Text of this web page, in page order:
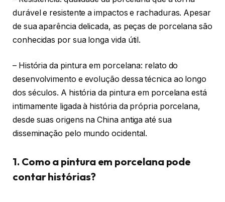
durável e resistente a impactos e rachaduras. Apesar
de sua aparência delicada, as peças de porcelana são
conhecidas por sua longa vida útil.
– História da pintura em porcelana: relato do
desenvolvimento e evolução dessa técnica ao longo
dos séculos. A história da pintura em porcelana está
intimamente ligada à história da própria porcelana,
desde suas origens na China antiga até sua
disseminação pelo mundo ocidental.
1. Como a pintura em porcelana pode
contar histórias?